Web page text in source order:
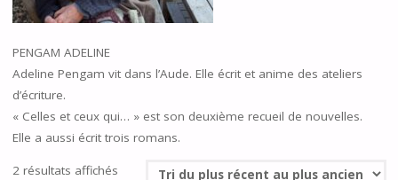
PENGAM ADELINE
Adeline Pengam vit dans l’Aude. Elle écrit et anime des ateliers
d’écriture.
« Celles et ceux qui… » est son deuxième recueil de nouvelles.
Elle a aussi écrit trois romans.
2 résultats affichésTrié